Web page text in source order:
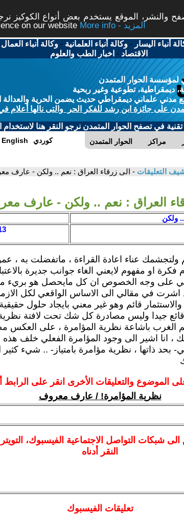
والنشر، الموقع يستخدم بعض أنواع الكوكيز
on our website
More info - المزيد
أنباء اليسار -وكالة أنباء العلمانية -وكالة أنباء العمال
الاقتصاد - اخبار الطب والعلوم
لمؤسسة الحوار المتمدن
ديمقراطية، تطوعية وغير ربحية
علماني ديمقراطي حديث يضمن الحرية والعدالة
على جائزة ابن رشد للفكر الحر والتى نالها أعلام
في تصفح الحوار المتمدن نرجو النقر هنا لاستخدام
الحوار المتمدن مراكز English كوردي
التعليقات - الى زرقاء العراق : نعم .. ولكن - عارف
العراق : نعم .. ولكن - عارف
ولكن
07:13
عناء اعادة القراءة ، ماتفضلت به ،
او مفهوم لايعني الغاء جوانب جديرة
على وجه الخصوص ان كل مايحصل هو بريء
اشرت في مقالي الى الاساس الواقعي لكل
قائم وهو غير معني بايجاد حلول
جيدا وليس مصادرة كل شك تحت لافتة
الغرب باشاعة نظرية المؤامرة ، على العكس
انا اشير الى وجود المؤامرة الفعلي خلف هذه
بحد ذاتها ، نظرية مؤامرة بامتياز- .. شيء كثير
الموضوع والتعليقات الأخرى انقر على الرابط
نظرية المؤامرة! / عارف معروف
الى شبكات التواصل الاجتماعية الفيسبوك،
النقر أدناه
تعليقات الفيسبوك